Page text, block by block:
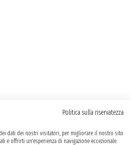
Politica sulla riservatezza
dati dei nostri visitatori, per migliorare il nostro sito
e offrirti un'esperienza di navigazione eccezionale.